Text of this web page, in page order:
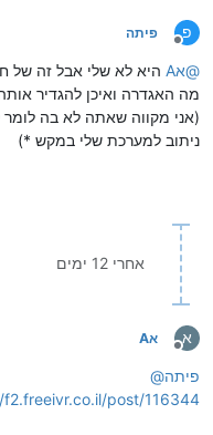
פ
מנותק
פיתה
@אA
היא לא שלי אבל זה של
מה האגדרה ואיכן להגדיר
(אני מקווה שאתה לא בה
ניתוב למערכת שלי במקש *)
אחרי 12 ימים
א
מנותק
אA
@פיתה
post/116344